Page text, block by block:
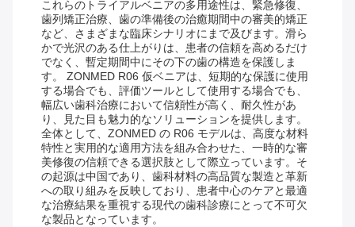
これらのトライアルベニアの多用途性は、緊急修復、
歯列矯正治療、歯の準備後の治癒期間中の審美的矯正
など、さまざまな臨床シナリオにまで及びます。滑ら
かで光沢のある仕上がりは、患者の信頼を高めるだけ
でなく、暫定期間中にその下の歯の構造を保護しま
す。 ZONMED R06 仮ベニアは、短期的な保護に使用
する場合でも、評価ツールとして使用する場合でも、
幅広い歯科治療において信頼性が高く、耐久性があ
り、見た目も魅力的なソリューションを提供します。
全体として、ZONMED の R06 モデルは、高度な材料
特性と実用的な適用方法を組み合わせた、一時的な審
美修復の信頼できる選択肢として際立っています。そ
の起源は中国であり、歯科材料の高品質な製造と革新
への取り組みを反映しており、患者中心のケアと最適
な治療結果を重視する現代の歯科診療にとって不可欠
な製品となっています。